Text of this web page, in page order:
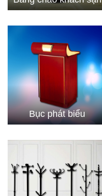
Bục phát biểu